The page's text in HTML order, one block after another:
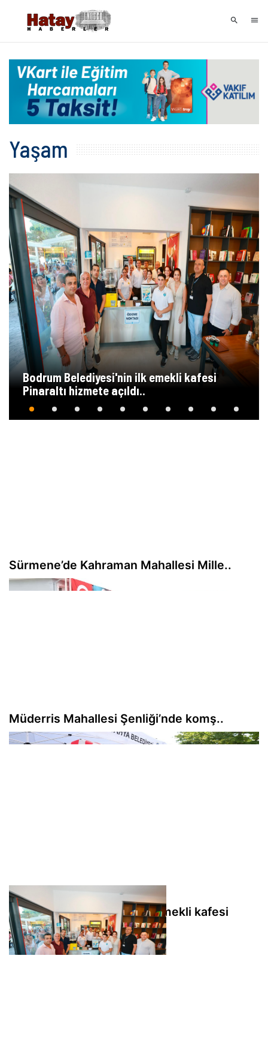
Yaşam
Bodrum Belediyesi'nin ilk emekli kafesi
Pinaraltı hizmete açıldı..
Sürmene’de Kahraman Mahallesi Mille..
Müderris Mahallesi Şenliği’nde komş..
Bodrum Belediyesi'nin ilk emekli kafesi
Pinaraltı hizmete açıldı